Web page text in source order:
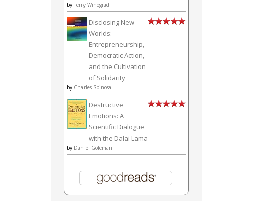
by Terry Winograd
Disclosing New
Worlds:
Entrepreneurship,
Democratic Action,
and the Cultivation
of Solidarity
by Charles Spinosa
Destructive
Emotions: A
Scientific Dialogue
with the Dalai Lama
by Daniel Goleman